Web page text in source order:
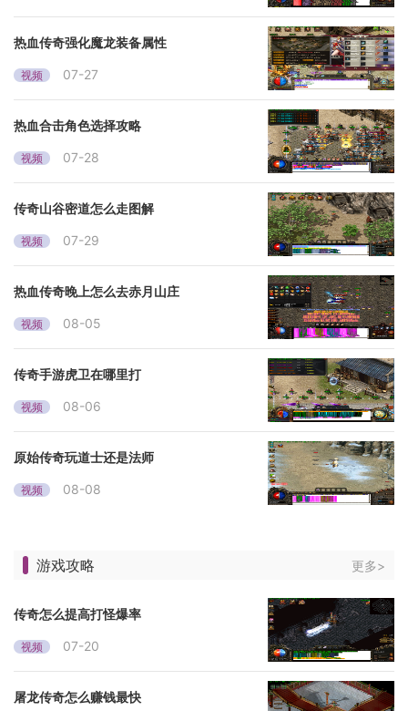
热血传奇强化魔龙装备属性
视频 07-27
热血合击角色选择攻略
视频 07-28
传奇山谷密道怎么走图解
视频 07-29
热血传奇晚上怎么去赤月山庄
视频 08-05
传奇手游虎卫在哪里打
视频 08-06
原始传奇玩道士还是法师
视频 08-08
游戏攻略 更多>
传奇怎么提高打怪爆率
视频 07-20
屠龙传奇怎么赚钱最快